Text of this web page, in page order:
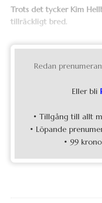
Trots det tycker Kim
tillräckligt bred.
Redan
Eller bli
• Tillgång till allt
• Löpande
• 99